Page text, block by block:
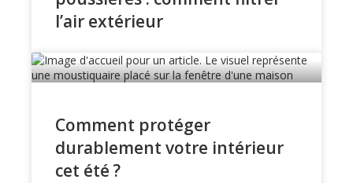
l’air extérieur
Comment protéger
durablement votre intérieur
cet été ?